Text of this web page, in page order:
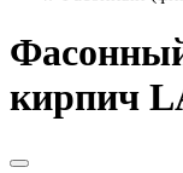
кирпич